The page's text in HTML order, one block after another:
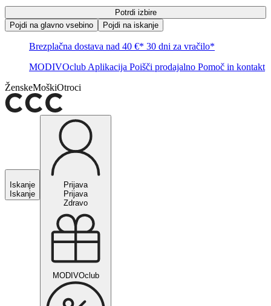
Potrdi izbire
Pojdi na glavno vsebino
Pojdi na iskanje
Brezplačna dostava nad 40 €* 30 dni za vračilo*
MODIVOclub Aplikacija Poišči prodajalno Pomoč in kontakt
ŽenskeMoškiOtroci
Iskanje
Iskanje
Prijava
Prijava
Zdravo
MODIVOclub